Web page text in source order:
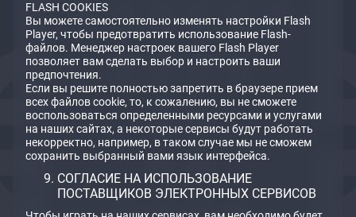
FLASH COOKIES
Вы можете самостоятельно изменять настройки Flash
Player, чтобы предотвратить использование Flash-
файлов. Менеджер настроек вашего Flash Player
позволяет вам сделать выбор и настроить ваши
предпочтения.
Если вы решите полностью запретить в браузере прием
всех файлов cookie, то, к сожалению, вы не сможете
воспользоваться определенными ресурсами и услугами
на наших сайтах, а некоторые сервисы будут работать
некорректно, например, в таком случае мы не сможем
сохранить выбранный вами язык интерфейса.
СОГЛАСИЕ НА ИСПОЛЬЗОВАНИЕ
ПОСТАВЩИКОВ ЭЛЕКТРОННЫХ СЕРВИСОВ